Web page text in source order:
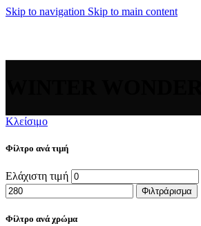
Skip to navigation Skip to main content
Κλείσιμο
Φίλτρο ανά τιμή
Ελάχιστη τιμή
Φιλτράρισμα
Φίλτρο ανά χρώμα